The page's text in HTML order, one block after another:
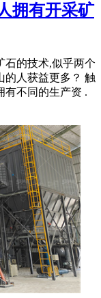
拥有开采矿
石的技术,似乎两个
的人获益更多？ 触
有不同的生产资 .